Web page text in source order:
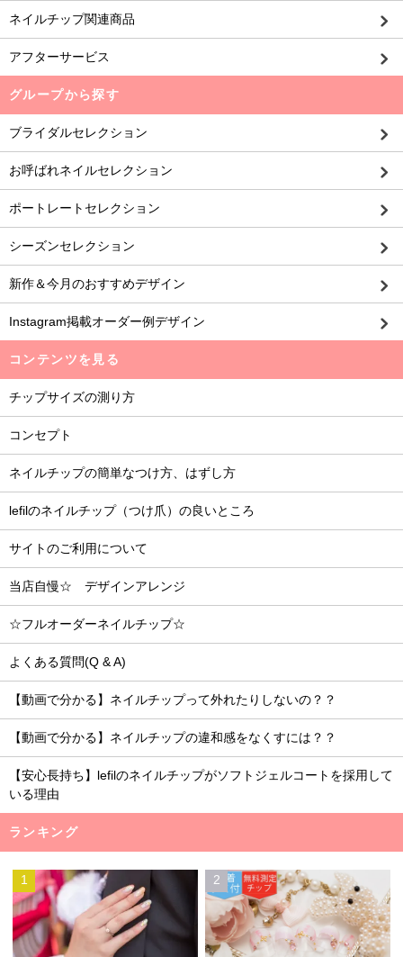
ネイルチップ関連商品
アフターサービス
グループから探す
ブライダルセレクション
お呼ばれネイルセレクション
ポートレートセレクション
シーズンセレクション
新作＆今月のおすすめデザイン
Instagram掲載オーダー例デザイン
コンテンツを見る
チップサイズの測り方
コンセプト
ネイルチップの簡単なつけ方、はずし方
lefilのネイルチップ（つけ爪）の良いところ
サイトのご利用について
当店自慢☆ デザインアレンジ
☆フルオーダーネイルチップ☆
よくある質問(Q & A)
【動画で分かる】ネイルチップって外れたりしないの？？
【動画で分かる】ネイルチップの違和感をなくすには？？
【安心長持ち】lefilのネイルチップがソフトジェルコートを採用して
いる理由
ランキング
1 2